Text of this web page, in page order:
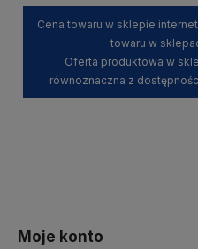
Cena towaru w sklepie
towaru w
Oferta produktowa w
równoznaczna z
Moje konto